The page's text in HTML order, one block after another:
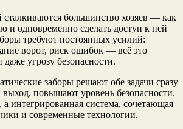
сталкиваются большинство хозяев — как
и одновременно сделать доступ к ней
требуют постоянных усилий:
ворот, риск ошибок — всё это
даже угрозу безопасности.
заборы решают обе задачи сразу
повышают уровень безопасности.
а интегрированная система, сочетающая
и современные технологии.